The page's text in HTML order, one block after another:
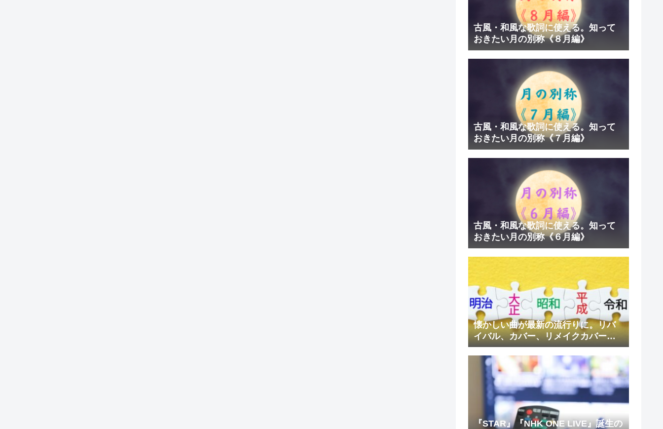
古風・和風な歌詞に使える。知って
おきたい月の別称《８月編》
古風・和風な歌詞に使える。知って
おきたい月の別称《７月編》
古風・和風な歌詞に使える。知って
おきたい月の別称《６月編》
懐かしい曲が最新の流行りに。リバ
イバル、カバー、リメイクカバーの
魅力
『STAR』『NHK ONE LIVE』誕生の